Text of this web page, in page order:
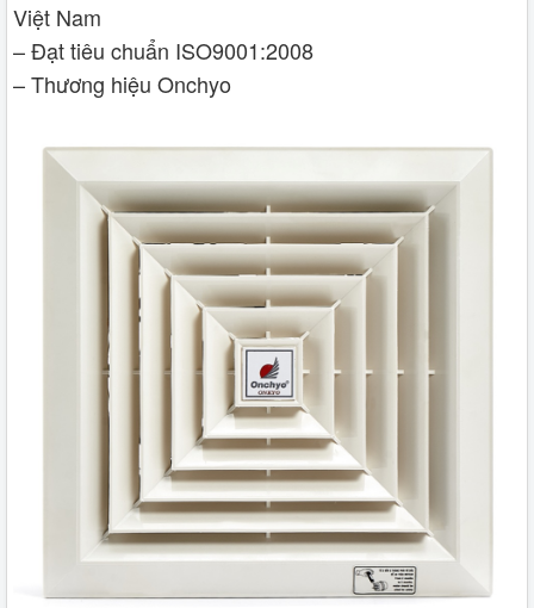
Việt Nam
– Đạt tiêu chuẩn ISO9001:2008
– Thương hiệu Onchyo